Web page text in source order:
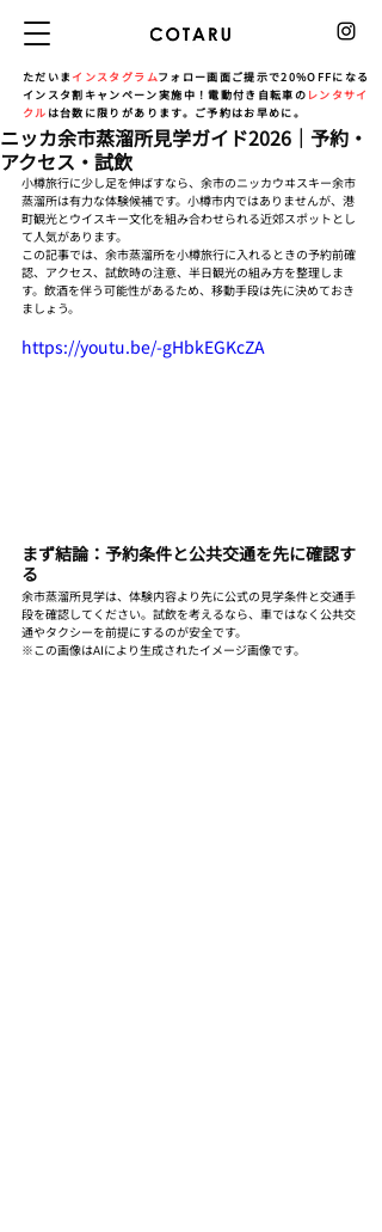
ただいま インスタグラムフォロー画面ご提示で20%OFFになる
インスタ割キャンペーン実施中！電動付き自転車の レンタサイ
クル は台数に限りがあります。ご予約はお早めに。
ニッカ余市蒸溜所見学ガイド2026｜予約・
アクセス・試飲
小樽旅行に少し足を伸ばすなら、余市のニッカウヰスキー余市
蒸溜所は有力な体験候補です。小樽市内ではありませんが、港
町観光とウイスキー文化を組み合わせられる近郊スポットとし
て人気があります。
この記事では、余市蒸溜所を小樽旅行に入れるときの予約前確
認、アクセス、試飲時の注意、半日観光の組み方を整理しま
す。飲酒を伴う可能性があるため、移動手段は先に決めておき
ましょう。
https://youtu.be/-gHbkEGKcZA
まず結論：予約条件と公共交通を先に確認す
る
余市蒸溜所見学は、体験内容より先に公式の見学条件と交通手
段を確認してください。試飲を考えるなら、車ではなく公共交
通やタクシーを前提にするのが安全です。
※この画像はAIにより生成されたイメージ画像です。